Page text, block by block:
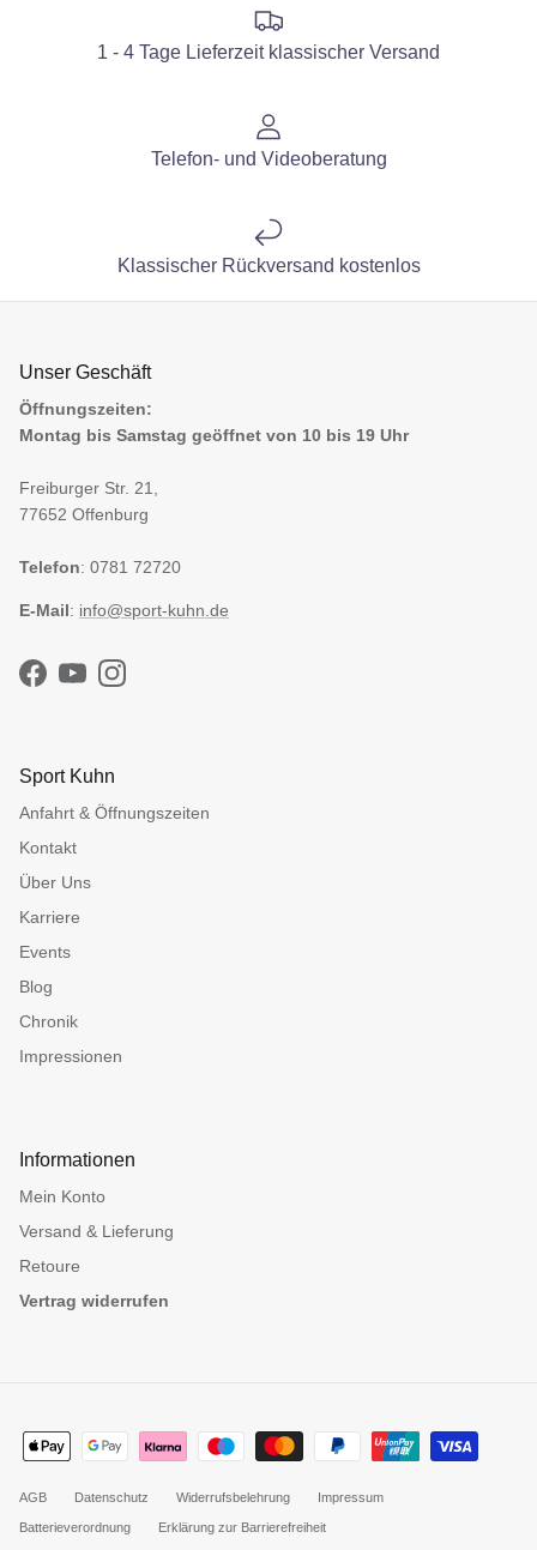
1 - 4 Tage Lieferzeit klassischer Versand
Telefon- und Videoberatung
Klassischer Rückversand kostenlos
Unser Geschäft
Öffnungszeiten:
Montag bis Samstag geöffnet von 10 bis 19 Uhr
Freiburger Str. 21,
77652 Offenburg
Telefon: 0781 72720
E-Mail: info@sport-kuhn.de
Facebook
YouTubeInstagram
Sport Kuhn
Anfahrt & Öffnungszeiten
Kontakt
Über Uns
Karriere
Events
Blog
Chronik
Impressionen
Informationen
Mein Konto
Versand & Lieferung
Retoure
Vertrag widerrufen
AGB Datenschutz Widerrufsbelehrung Impressum
Batterieverordnung Erklärung zur Barrierefreiheit